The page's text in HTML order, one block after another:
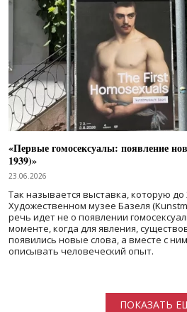
«Первые гомосексуалы: появление
1939)»
23.06.2026
Так называется выставка, которую до
Художественном музее Базеля
речь идет не о появлении
моменте, когда для явления,
появились новые слова, а вместе с
описывать человеческий опыт.
ПОКАЗАТЬ